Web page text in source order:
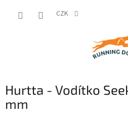
CZK
Hurtta - Vodítko
mm